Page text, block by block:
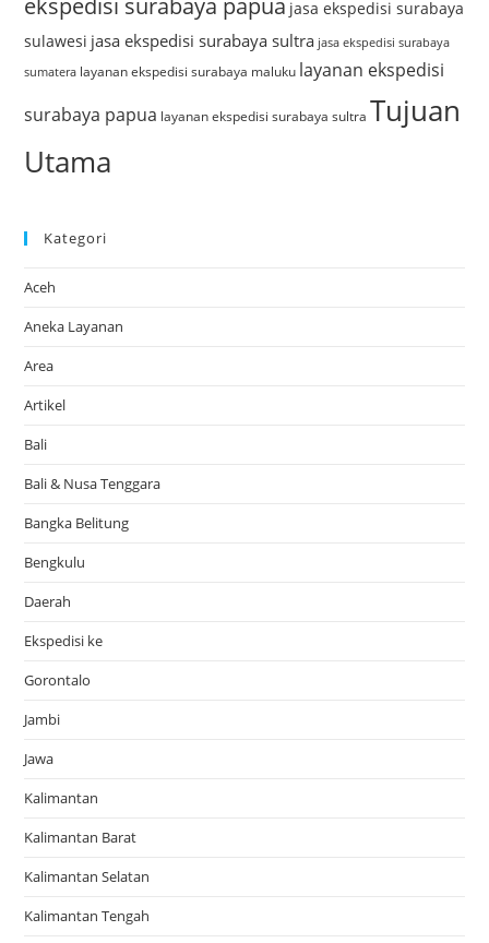
jasa ekspedisi surabaya
sulawesi jasa ekspedisi surabaya sultra jasa ekspedisi surabaya
sumatera layanan ekspedisi surabaya maluku layanan ekspedisi
surabaya papua layanan ekspedisi surabaya sultra Tujuan
Utama
Kategori
Aceh
Aneka Layanan
Area
Artikel
Bali
Bali & Nusa Tenggara
Bangka Belitung
Bengkulu
Daerah
Ekspedisi ke
Gorontalo
Jambi
Jawa
Kalimantan
Kalimantan Barat
Kalimantan Selatan
Kalimantan Tengah